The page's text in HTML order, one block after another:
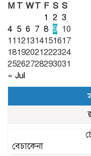
M T WT F S S
1 2 3
4 5 6 7 8 9 10
11121314151617
18192021222324
25262728293031
« Jul
বেচাকেনা